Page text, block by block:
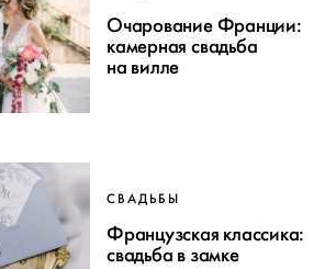
Очарование Франции:
камерная свадьба
на вилле
СВАДЬБЫ
Французская классика:
свадьба в замке